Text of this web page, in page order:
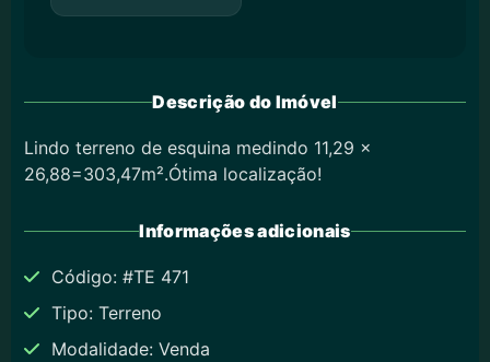
Descrição do Imóvel
Lindo terreno de esquina medindo 11,29 x
26,88=303,47m².Ótima localização!
Informações adicionais
Código: #TE 471
Tipo: Terreno
Modalidade: Venda